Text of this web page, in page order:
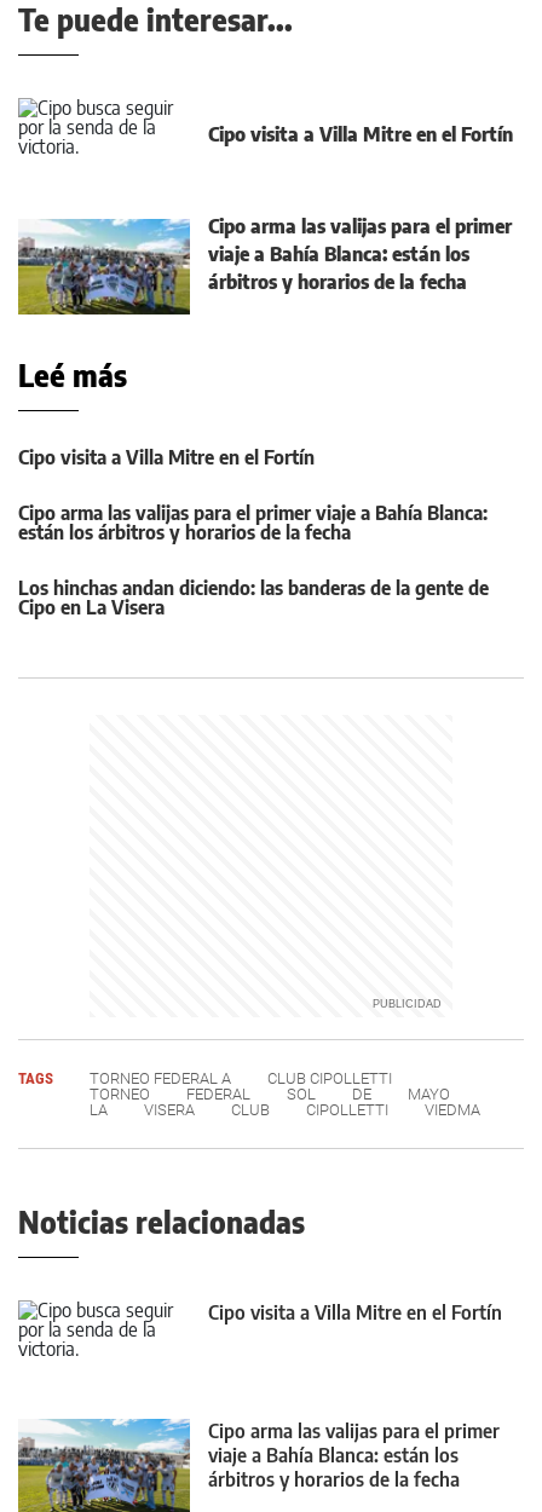
Te puede interesar...
Cipo visita a Villa Mitre en el Fortín
Cipo arma las valijas para el primer
viaje a Bahía Blanca: están los
árbitros y horarios de la fecha
Leé más
Cipo visita a Villa Mitre en el Fortín
Cipo arma las valijas para el primer viaje a Bahía Blanca:
están los árbitros y horarios de la fecha
Los hinchas andan diciendo: las banderas de la gente de
Cipo en La Visera
TAGS TORNEO FEDERAL A
CLUB CIPOLLETTI
TORNEO
FEDERAL SOL DE
MAYO
LA
VISERA CLUB CIPOLLETTI VIEDMA
Noticias relacionadas
Cipo visita a Villa Mitre en el Fortín
Cipo arma las valijas para el primer
viaje a Bahía Blanca: están los
árbitros y horarios de la fecha